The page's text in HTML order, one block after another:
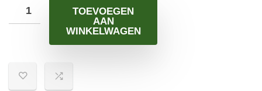
TOEVOEGEN
AAN
WINKELWAGEN